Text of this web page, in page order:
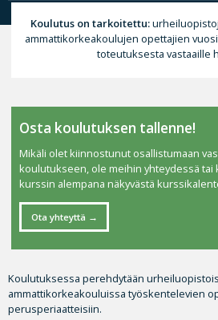
Koulutus on tarkoitettu:
ammattikorkeakoulujen opettajien
toteutuksesta vastaaille
Koulutuksessa perehdytään
ammattikorkeakouluissa työskentelevien
perusperiaatteisiin.
Osta koulutuksen tallenne!
Mikäli olet kiinnostunut osallistumaan
koulutukseen, ole meihin yhteydessä tai
kurssin alempana näkyvästä
Ota yhteyttä